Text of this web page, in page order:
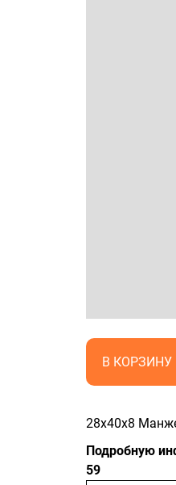
В КОРЗИНУ
28x40x8
Подробную
59